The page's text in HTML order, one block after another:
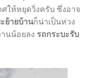
ให้หยุดวิ่งครับ ซึ่งอาจ
ย้ายบ้านก็น่าเป็นห่วง
านน้อยลง รถกระบะรับ